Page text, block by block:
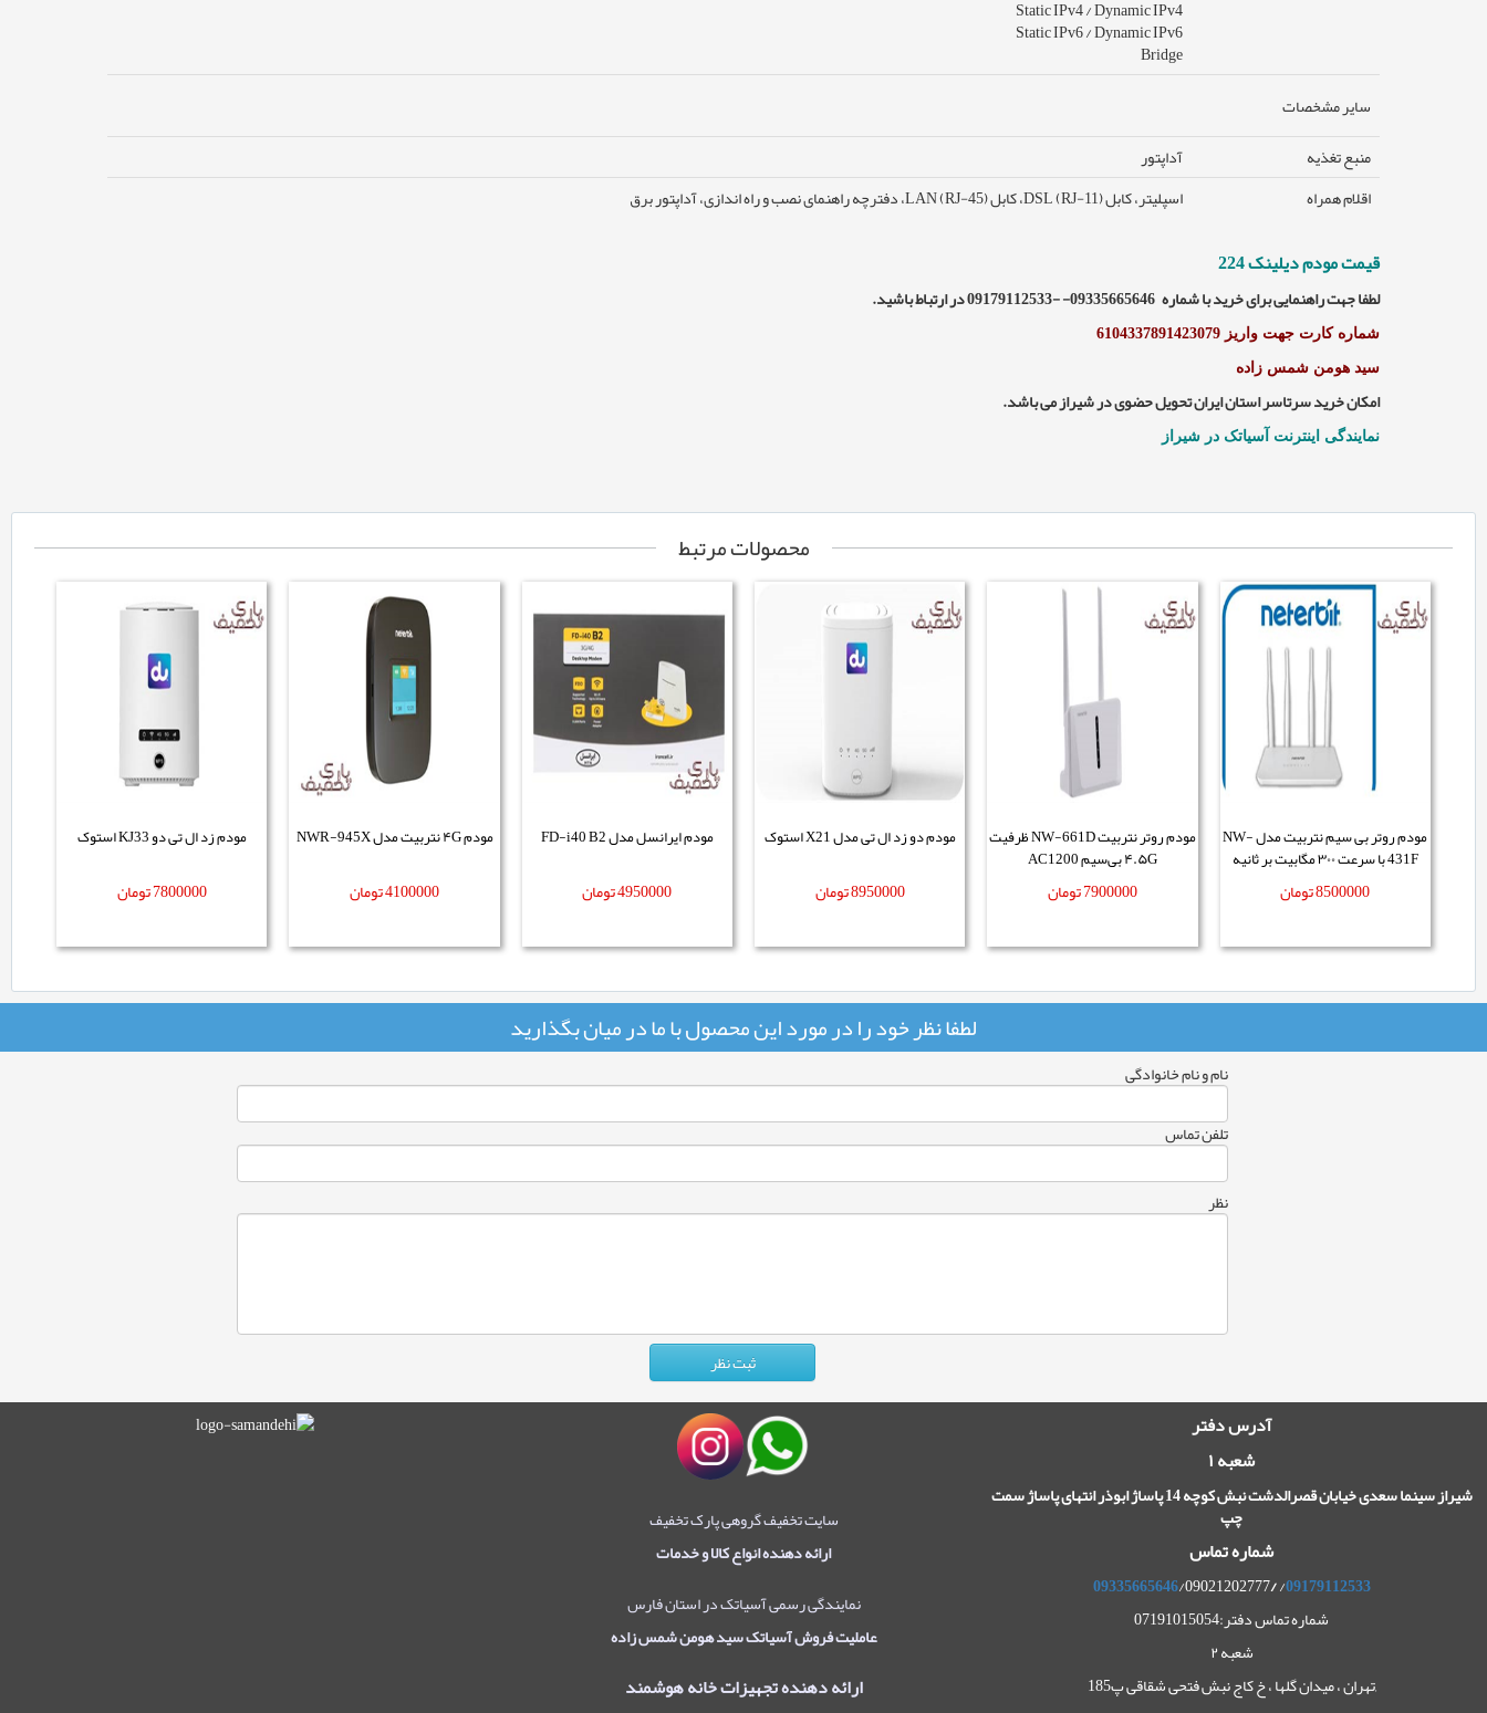
Static IPv4 / Dynamic IPv4
Static IPv6 / Dynamic IPv6
Bridge
سایر مشخصات
منبع تغذیه
آداپتور
اقلام همراه
اسپلیتر، کابل DSL (RJ-11)، کابل LAN (RJ-45)، دفترچه راهنمای نصب و راه اندازی، آداپتور برق
قیمت مودم دیلینک 224
لطفا جهت راهنمایی برای خرید با شماره 09335665646- -09179112533 در ارتباط باشید.
شماره کارت جهت واریز 6104337891423079
سید هومن شمس زاده
امکان خرید سرتاسر استان ایران تحویل حضوی در شیراز می باشد.
نمایندگی اینترنت آسیاتک در شیراز
محصولات مرتبط
مودم روتر بی سیم نتربیت مدل NW-
431F با سرعت ۳۰۰ مگابیت بر ثانیه
8500000تومان
مودم روتر نتربیت NW-661D ظرفیت
۴.۵G بی‌سیم AC1200
7900000تومان
مودم دو زد ال تی مدل X21 استوک
8950000تومان
مودم ایرانسل مدل FD-i40 B2
4950000تومان
مودم ۴G نتربیت مدل NWR-945X
4100000تومان
مودم زد ال تی دو KJ33 استوک
7800000تومان
لطفا نظر خود را در مورد این محصول با ما در میان بگذارید
نام و نام خانوادگی
تلفن تماس
نظر
آدرس دفتر
شعبه ۱
شیراز سینما سعدی خیابان قصرالدشت نبش کوچه 14 پاساژ ابوذر انتهای پاساژ سمت
چپ
شماره تماس
09179112533
/
/
09335665646/09021202777
شماره تماس دفتر:07191015054
شعبه ۲
,تهران ، میدان گلها ، خ کاج نبش فتحی شقاقی پ185
سایت تخفیف گروهی پارک تخفیف
ارائه دهنده انواع کالا و خدمات
نمایندگی رسمی آسیاتک در استان فارس
عاملیت فروش آسیاتک سید هومن شمس زاده
ارائه دهنده تجهیزات خانه هوشمند